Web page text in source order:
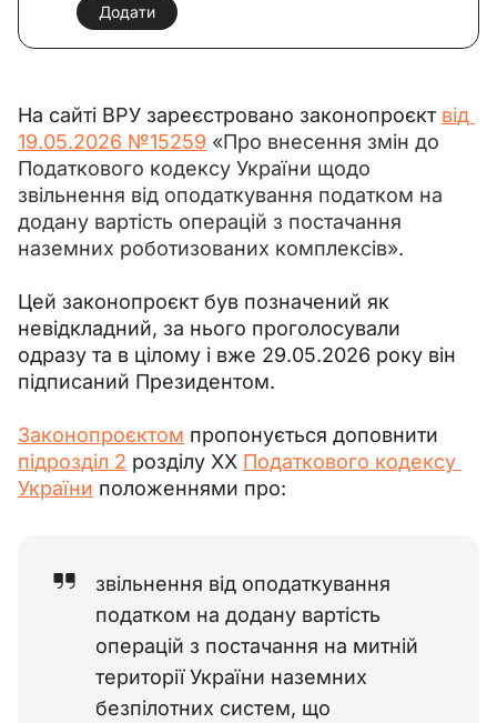
Додати
На сайті ВРУ зареєстровано законопроєкт від
19.05.2026 №15259 «Про внесення змін до
Податкового кодексу України щодо
звільнення від оподаткування податком на
додану вартість операцій з постачання
наземних роботизованих комплексів».
Цей законопроєкт був позначений як
невідкладний, за нього проголосували
одразу та в цілому і вже 29.05.2026 року він
підписаний Президентом.
Законопроєктом пропонується доповнити
підрозділ 2 розділу XX Податкового кодексу
України положеннями про:
звільнення від оподаткування
податком на додану вартість
операцій з постачання на митній
території України наземних
безпілотних систем, що